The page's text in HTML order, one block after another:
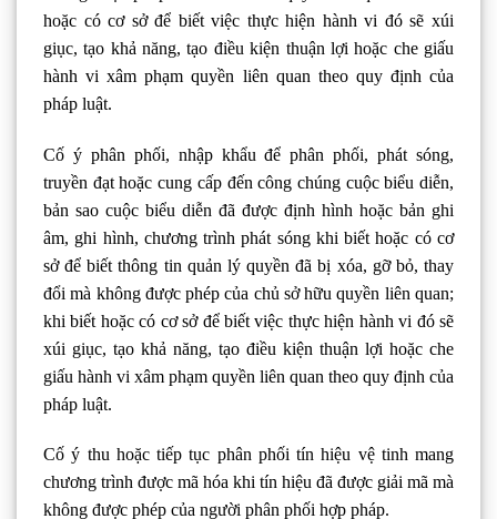
hoặc có cơ sở để biết việc thực hiện hành vi đó sẽ xúi
giục, tạo khả năng, tạo điều kiện thuận lợi hoặc che giấu
hành vi xâm phạm quyền liên quan theo quy định của
pháp luật.
Cố ý phân phối, nhập khẩu để phân phối, phát sóng,
truyền đạt hoặc cung cấp đến công chúng cuộc biểu diễn,
bản sao cuộc biểu diễn đã được định hình hoặc bản ghi
âm, ghi hình, chương trình phát sóng khi biết hoặc có cơ
sở để biết thông tin quản lý quyền đã bị xóa, gỡ bỏ, thay
đổi mà không được phép của chủ sở hữu quyền liên quan;
khi biết hoặc có cơ sở để biết việc thực hiện hành vi đó sẽ
xúi giục, tạo khả năng, tạo điều kiện thuận lợi hoặc che
giấu hành vi xâm phạm quyền liên quan theo quy định của
pháp luật.
Cố ý thu hoặc tiếp tục phân phối tín hiệu vệ tinh mang
chương trình được mã hóa khi tín hiệu đã được giải mã mà
không được phép của người phân phối hợp pháp.